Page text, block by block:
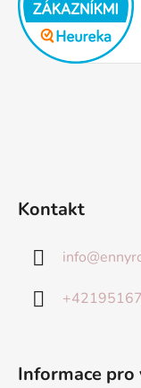
Kontakt
info@
Informace pro